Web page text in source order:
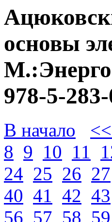
основы
978-5-
В начало
8 9 10 11
24 25 26 27
40 41 42 43
56 57 58 59